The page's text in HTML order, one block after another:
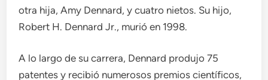
otra hija, Amy Dennard, y cuatro nietos. Su hijo,
Robert H. Dennard Jr., murió en 1998.
A lo largo de su carrera, Dennard produjo 75
patentes y recibió numerosos premios científicos,